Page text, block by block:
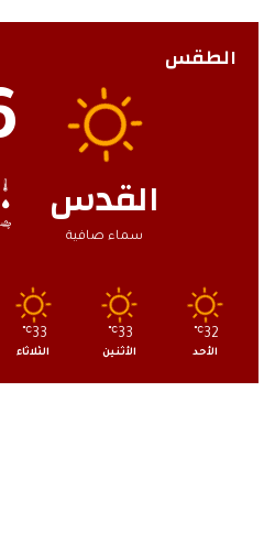
الطقس
القدس
سماء صافية
32
℃
الأحد
33
℃
الأثنين
33
℃
الثلاثاء